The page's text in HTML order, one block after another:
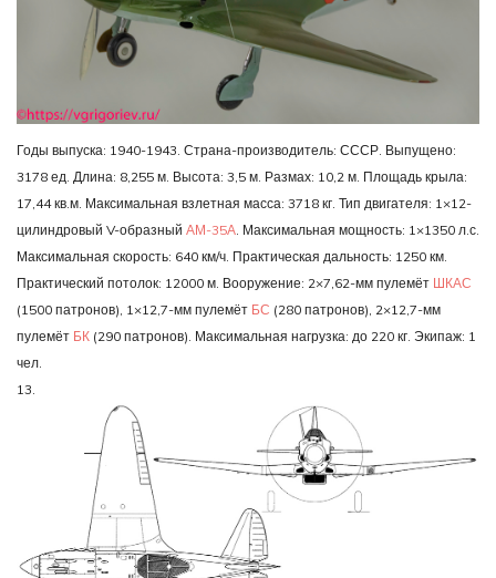
Годы выпуска: 1940-1943. Страна-производитель: СССР. Выпущено:
3178 ед. Длина: 8,255 м. Высота: 3,5 м. Размах: 10,2 м. Площадь крыла:
17,44 кв.м. Максимальная взлетная масса: 3718 кг. Тип двигателя: 1×12-
цилиндровый V-образный АМ-35А. Максимальная мощность: 1×1350 л.с.
Максимальная скорость: 640 км/ч. Практическая дальность: 1250 км.
Практический потолок: 12000 м. Вооружение: 2×7,62-мм пулемёт ШКАС
(1500 патронов), 1×12,7-мм пулемёт БС (280 патронов), 2×12,7-мм
пулемёт БК (290 патронов). Максимальная нагрузка: до 220 кг. Экипаж: 1
чел.
13.